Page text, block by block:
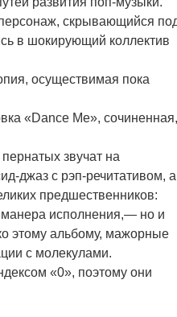
скрывающийся
в шокирующий коллектив
осуществимая пока
«Dance Me», сочиненная,
звучат на
джаз c рэп-речитативом,
предшественников:
манера исполнения,— но и
этому альбому, мажорные
с молекулами.
«0», поэтому они